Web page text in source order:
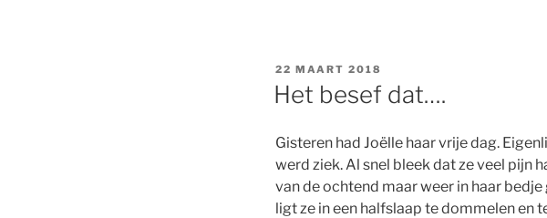
GEPLAATST
OP
22 MAART 2018
Het besef dat….
Gisteren had Joëlle haar vrije dag.
werd ziek. Al snel bleek dat ze veel pijn
van de ochtend maar weer in haar
ligt ze in een halfslaap te dommelen en